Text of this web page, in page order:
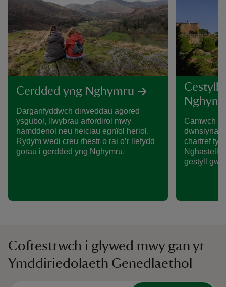
Cerdded yng Nghymru
Darganfyddwch dirweddau agored
ysgubol, llwybrau arfordirol mwy
hamddenol neu heiciau egnïol heriol.
Rydym wedi creu rhestr o rai o’r llefydd
gorau i gerdded yng Nghymru.
Cestyll
Camwch i
dwnsiynau
chartref
Nghastell
gestyll
Cofrestrwch i glywed mwy gan yr
Ymddiriedolaeth Genedlaethol